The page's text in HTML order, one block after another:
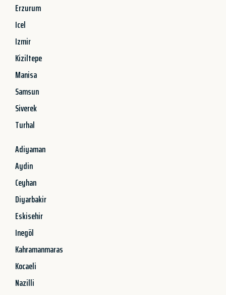
Erzurum
Icel
Izmir
Kiziltepe
Manisa
Samsun
Siverek
Turhal
Adiyaman
Aydin
Ceyhan
Diyarbakir
Eskisehir
Inegöl
Kahramanmaras
Kocaeli
Nazilli